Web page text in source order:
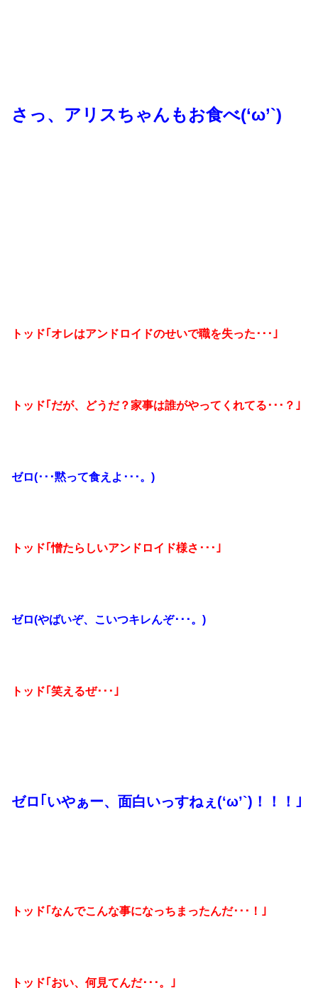
さっ、アリスちゃんもお食べ(‘ω’`)
トッド｢オレはアンドロイドのせいで職を失った･･･｣
トッド｢だが、どうだ？家事は誰がやってくれてる･･･？｣
ゼロ(･･･黙って食えよ･･･。)
トッド｢憎たらしいアンドロイド様さ･･･｣
ゼロ(やばいぞ、こいつキレんぞ･･･。)
トッド｢笑えるぜ･･･｣
ゼロ｢いやぁー、面白いっすねぇ(‘ω’`)！！！｣
トッド｢なんでこんな事になっちまったんだ･･･！｣
トッド｢おい、何見てんだ･･･。｣